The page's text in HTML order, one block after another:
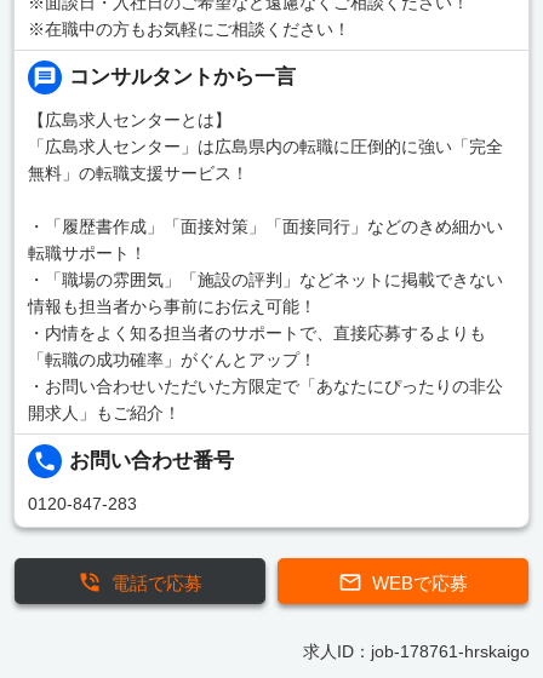
※在職中の方もお気軽にご相談ください！
コンサルタントから一言
【広島求人センターとは】
「広島求人センター」は広島県内の転職に圧倒的に強い「完全
無料」の転職支援サービス！
・「履歴書作成」「面接対策」「面接同行」などのきめ細かい
転職サポート！
・「職場の雰囲気」「施設の評判」などネットに掲載できない
情報も担当者から事前にお伝え可能！
・内情をよく知る担当者のサポートで、直接応募するよりも
「転職の成功確率」がぐんとアップ！
・お問い合わせいただいた方限定で「あなたにぴったりの非公
開求人」もご紹介！
お問い合わせ番号
0120-847-283
WEBで応募
電話で応募
求人ID：job-178761-hrskaigo